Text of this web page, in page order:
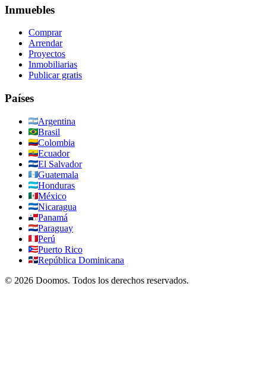
Inmuebles
Comprar
Arrendar
Proyectos
Inmobiliarias
Publicar gratis
Países
Argentina
Brasil
Colombia
Ecuador
El Salvador
Guatemala
Honduras
México
Nicaragua
Panamá
Paraguay
Perú
Puerto Rico
República Dominicana
© 2026 Doomos. Todos los derechos reservados.